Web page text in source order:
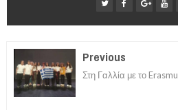
Previous
Στη Γαλλία με το